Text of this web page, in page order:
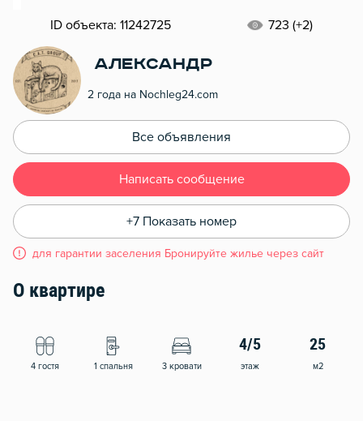
ID объекта: 11242725 723 (+2)
Александр
2 года на Nochleg24.com
Все объявления
Написать сообщение
+7 Показать номер
для гарантии заселения Бронируйте жилье через сайт
О квартире
4 гостя 1 спальня 3 кровати
4/5
этаж
25
м2